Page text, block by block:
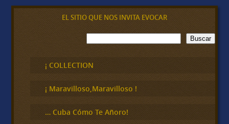
EL SITIO QUE NOS INVITA EVOCAR
B
u
c
a
Buscar
¡ COLLECTION
¡ Maravilloso,Maravilloso !
… Cuba Cómo Te Añoro!